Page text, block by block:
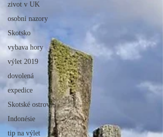
zivot v UK
osobni nazory
Skotsko
vybava hory
výlet 2019
dovolená
expedice
Skotské ostrovy
Indonésie
tip na výlet